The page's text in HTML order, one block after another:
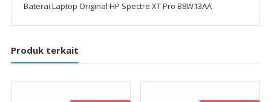
Baterai Laptop Original HP Spectre XT Pro B8W13AA
Produk terkait